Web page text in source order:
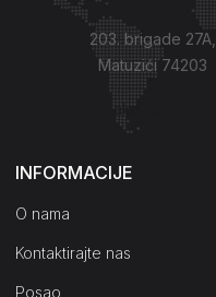
203. brigade 27A,
Matuzići 74203
Kako do nas?
INFORMACIJE
O nama
Kontaktirajte nas
Posao